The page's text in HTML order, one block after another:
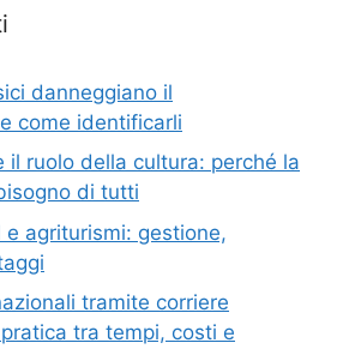
danneggiano il
come identificarli
il ruolo della cultura: perché la
di tutti
e agriturismi: gestione,
tramite corriere
tra tempi, costi e